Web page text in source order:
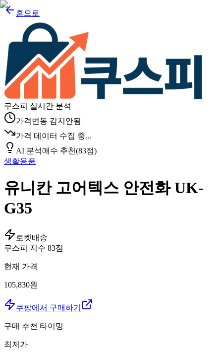
홈으로
쿠스피 실시간 분석
가격변동 감지안됨
가격 데이터 수집 중...
AI 분석매수 추천(83점)
생활용품
유니칸 고어텍스 안전화 UK-
G35
로켓배송
쿠스피 지수 83점
현재 가격
105,830원
쿠팡에서 구매하기
구매 추천 타이밍
최저가